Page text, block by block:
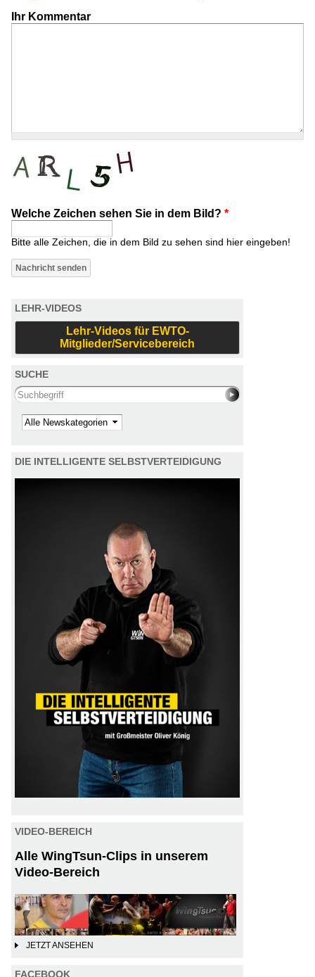
Ihr Kommentar
Welche Zeichen sehen Sie in dem Bild? *
Bitte alle Zeichen, die in dem Bild zu sehen sind hier eingeben!
LEHR-VIDEOS
Lehr-Videos für EWTO-
Mitglieder/Servicebereich
SUCHE
Search this site
Kategorie
DIE INTELLIGENTE SELBSTVERTEIDIGUNG
VIDEO-BEREICH
Alle WingTsun-Clips in unserem
Video-Bereich
JETZT ANSEHEN
FACEBOOK